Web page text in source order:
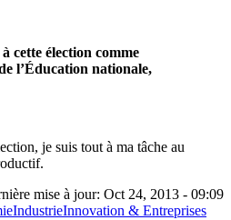
cette élection comme
l’Éducation nationale,
je suis tout à ma tâche au
mise à jour: Oct 24, 2013 - 09:09
IndustrieInnovation & Entreprises